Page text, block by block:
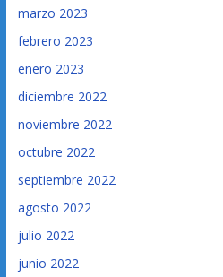
marzo 2023
febrero 2023
enero 2023
diciembre 2022
noviembre 2022
octubre 2022
septiembre 2022
agosto 2022
julio 2022
junio 2022